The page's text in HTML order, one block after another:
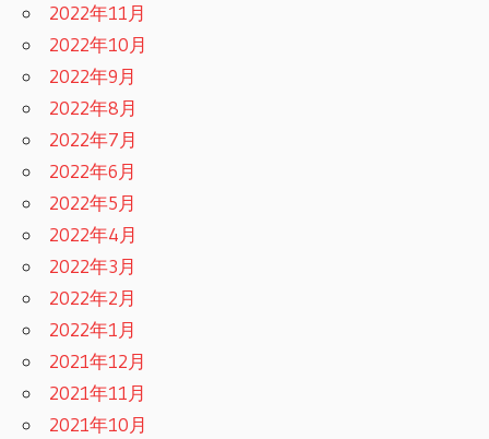
2022年11月
2022年10月
2022年9月
2022年8月
2022年7月
2022年6月
2022年5月
2022年4月
2022年3月
2022年2月
2022年1月
2021年12月
2021年11月
2021年10月